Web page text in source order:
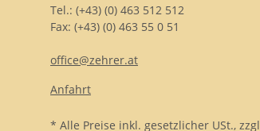
Tel.: (+43) (0) 463 512 512
Fax: (+43) (0) 463 55 0 51
office@zehrer.at
Anfahrt
* Alle Preise inkl. gesetzlicher USt.,